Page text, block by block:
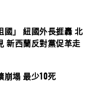
國」 紐國外長捱轟 北
新西蘭反對黨促革走
崩塌 最少10死